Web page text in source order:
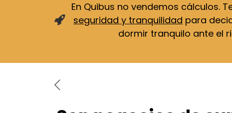
En Quibus no vendemos cálculos.
seguridad y tranquilidad para
dormir tranquilo ante el